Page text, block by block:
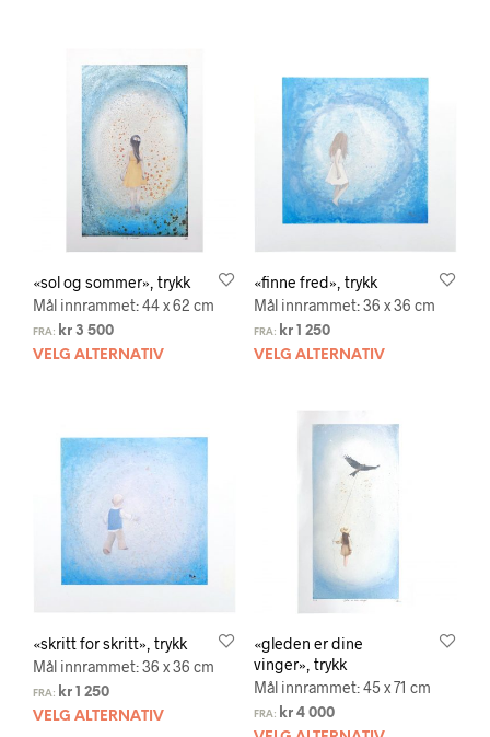
«sol og sommer», trykk
Mål innrammet: 44 x 62 cm
FRA: kr 3 500
VELG ALTERNATIV
«finne fred», trykk
Mål innrammet: 36 x 36 cm
FRA: kr1 250
VELG ALTERNATIV
«skritt for skritt», trykk
Mål innrammet: 36 x 36 cm
FRA: kr 1 250
VELG ALTERNATIV
«gleden er dine
vinger», trykk
Mål innrammet: 45 x 71 cm
FRA: kr4 000